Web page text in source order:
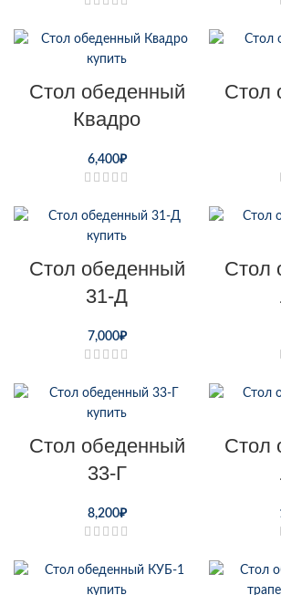
Стол обеденный
Квадро
6,400₽
Стол
Стол обеденный
31-Д
7,000₽
Стол
Стол обеденный
33-Г
8,200₽
Стол